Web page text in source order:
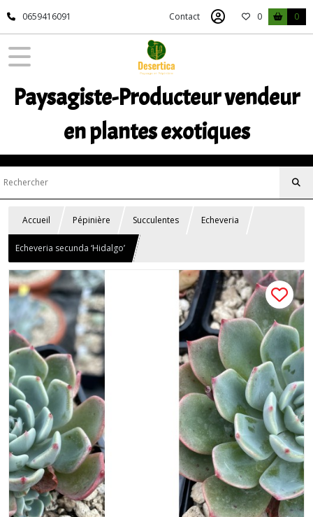
0659416091 Contact 0 0
Paysagiste-Producteur vendeur
en plantes exotiques
Accueil Pépinière Succulentes Echeveria
Echeveria secunda ‘Hidalgo’